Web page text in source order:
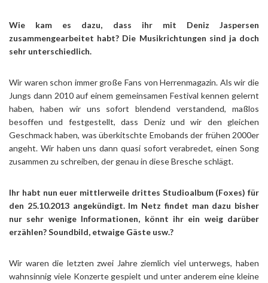
Wie kam es dazu, dass ihr mit Deniz Jaspersen
zusammengearbeitet habt? Die Musikrichtungen sind ja doch
sehr unterschiedlich.
Wir waren schon immer große Fans von Herrenmagazin. Als wir die
Jungs dann 2010 auf einem gemeinsamen Festival kennen gelernt
haben, haben wir uns sofort blendend verstandend, maßlos
besoffen und festgestellt, dass Deniz und wir den gleichen
Geschmack haben, was überkitschte Emobands der frühen 2000er
angeht. Wir haben uns dann quasi sofort verabredet, einen Song
zusammen zu schreiben, der genau in diese Bresche schlägt.
Ihr habt nun euer mittlerweile drittes Studioalbum (Foxes) für
den 25.10.2013 angekündigt. Im Netz findet man dazu bisher
nur sehr wenige Informationen, könnt ihr ein weig darüber
erzählen? Soundbild, etwaige Gäste usw.?
Wir waren die letzten zwei Jahre ziemlich viel unterwegs, haben
wahnsinnig viele Konzerte gespielt und unter anderem eine kleine